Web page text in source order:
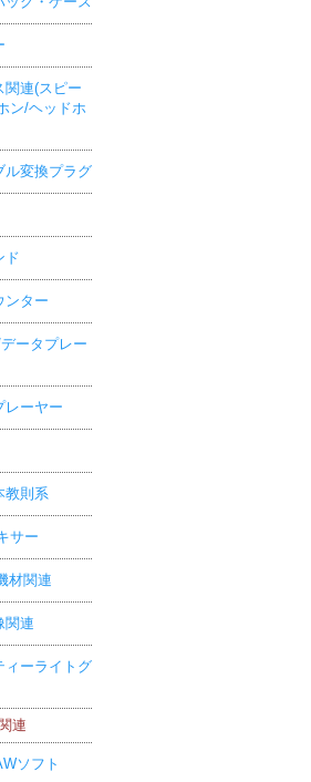
関連(スピー
ン/ヘッドホ
ル変換プラグ
ド
ンター
ータプレー
レーヤー
教則系
サー
材関連
関連
ィーライトグ
連
ソフト